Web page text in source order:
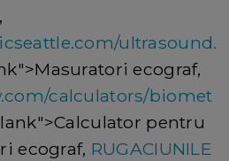
ultrasound.
ecograf,
calculators/biomet
pentru
ecograf, RUGACIUNILE